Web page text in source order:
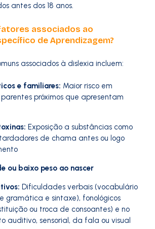
antes dos 18 anos.
associados ao
de Aprendizagem?
associados à dislexia incluem:
e familiares: Maior risco em
próximos que apresentam
Exposição a substâncias como
de chama antes ou logo
ou baixo peso ao nascer
Dificuldades verbais (vocabulário
gramática e sintaxe), fonológicos
ou troca de consoantes) e no
auditivo, sensorial, da fala ou visual